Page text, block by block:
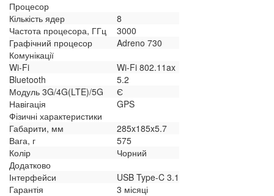
Процесор
Кількість ядер
8
Частота процесора, ГГц
3000
Графічний процесор
Adreno 730
Комунікації
Wi-Fi
Wi-Fi 802.11ax
Bluetooth
5.2
Модуль 3G/4G(LTE)/5G
Є
Навігація
GPS
Фізичні характеристики
Габарити, мм
285x185x5.7
Вага, г
575
Колір
Чорний
Додатково
Інтерфейси
USB Type-C 3.1
Гарантія
3 місяці